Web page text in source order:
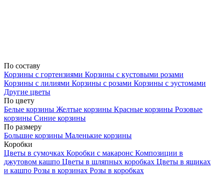
По составу
Корзины с гортензиями Корзины с кустовыми розами
Корзины с лилиями Корзины с розами Корзины с эустомами
Другие цветы
По цвету
Белые корзины Желтые корзины Красные корзины Розовые
корзины Синие корзины
По размеру
Большие корзины Маленькие корзины
Коробки
Цветы в сумочках Коробки с макаронс Композиции в
джутовом кашпо Цветы в шляпных коробках Цветы в ящиках
и кашпо Розы в корзинах Розы в коробках